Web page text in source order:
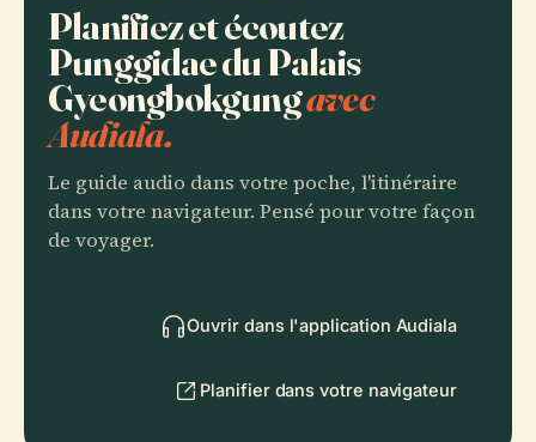
Planifiez et écoutez
Punggidae du Palais
Gyeongbokgungavec
Audiala.
Le guide audio dans votre poche, l'itinéraire
dans votre navigateur. Pensé pour votre façon
de voyager.
Ouvrir dans l'application Audiala
Planifier dans votre navigateur